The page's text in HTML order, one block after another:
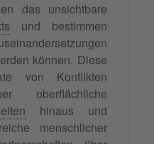
das unsichtbare
und bestimmen
können. Diese
von Konflikten
oberflächliche
hinaus und
menschlicher